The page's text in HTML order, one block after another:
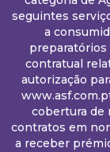
seguintes
a
contratual
autorização
cobertura de
contratos em
a receber